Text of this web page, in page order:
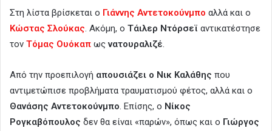
Στη λίστα βρίσκεται ο Γιάννης Αντετοκούνμπο αλλά και ο
Κώστας Σλούκας. Ακόμη, ο Τάιλερ Ντόρσεϊ αντικατέστησε
τον Τόμας Ουόκαπ ως νατουραλιζέ.
Από την προεπιλογή απουσιάζει ο Νικ Καλάθης που
αντιμετώπισε προβλήματα τραυματισμού φέτος, αλλά και ο
Θανάσης Αντετοκούνμπο. Επίσης, ο Νίκος
Ρογκαβόπουλος δεν θα είναι «παρών», όπως και ο Γιώργος